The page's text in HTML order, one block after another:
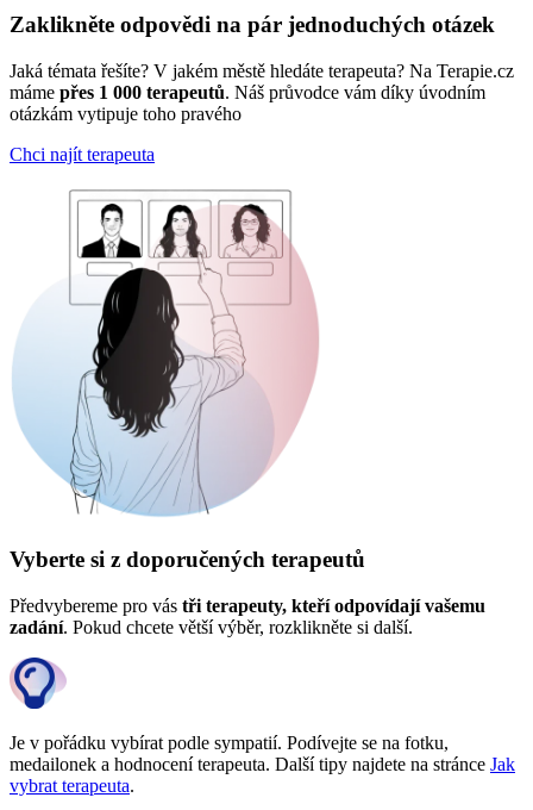
Zaklikněte odpovědi na pár jednoduchých otázek
Jaká témata řešíte? V jakém městě hledáte terapeuta? Na Terapie.cz
máme přes 1 000 terapeutů. Náš průvodce vám díky úvodním
otázkám vytipuje toho pravého
Chci najít terapeuta
Vyberte si z doporučených terapeutů
Předvybereme pro vás tři terapeuty, kteří odpovídají vašemu
zadání. Pokud chcete větší výběr, rozklikněte si další.
Je v pořádku vybírat podle sympatií. Podívejte se na fotku,
medailonek a hodnocení terapeuta. Další tipy najdete na stránce Jak
vybrat terapeuta.